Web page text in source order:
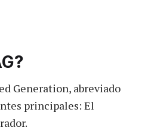
Generation, abreviado
principales: El